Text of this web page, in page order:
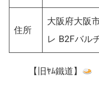
住所
大阪府大阪
レ B2Fバル
【旧ﾔﾑ鐵道】